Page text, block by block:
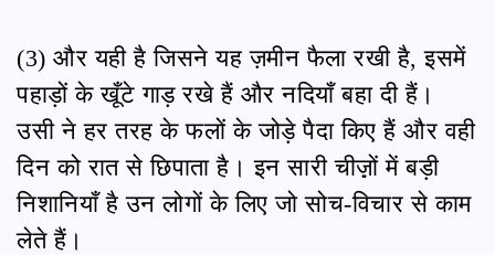
(3) और यही है जिसने यह ज़मीन फैला रखी है, इसमें
पहाड़ों के खूँटे गाड़ रखे हैं और नदियाँ बहा दी हैं।
उसी ने हर तरह के फलों के जोड़े पैदा किए हैं और वही
दिन को रात से छिपाता है। इन सारी चीज़़ों में बड़ी
निशानियाँ है उन लोगों के लिए जो सोच-विचार से काम
लेते हैं।